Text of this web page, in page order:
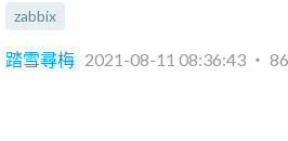
zabbix
踏雪尋梅 2021-08-11 08:36:43 ‧